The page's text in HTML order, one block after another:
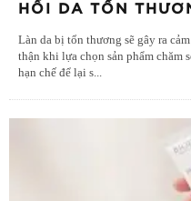
HỒI DA TỔN
Làn da bị tổn thương sẽ gây ra
thận khi lựa chọn sản phẩm chăm
hạn chế để lại s...